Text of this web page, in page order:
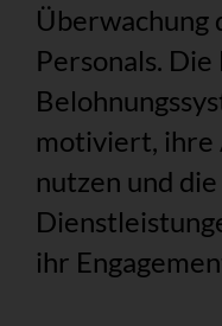
Überwachung
Personals.
motiviert, ihre
nutzen und
ihr